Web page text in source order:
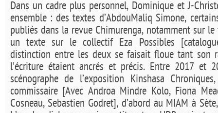
Dans un cadre plus personnel, Dominique et J-
ensemble : des textes d’AbdouMaliq Simone,
publiés dans la revue Chimurenga, notamment sur
un texte sur le collectif Eza Possibles
distinction entre les deux se faisait floue tant son
l’écriture étaient ancrés et précis. Entre 2017 et
scénographe de l’exposition Kinshasa
commissaire [Avec Androa Mindre Kolo, Fiona
Cosneau, Sebastien Godret], d’abord au MIAM à